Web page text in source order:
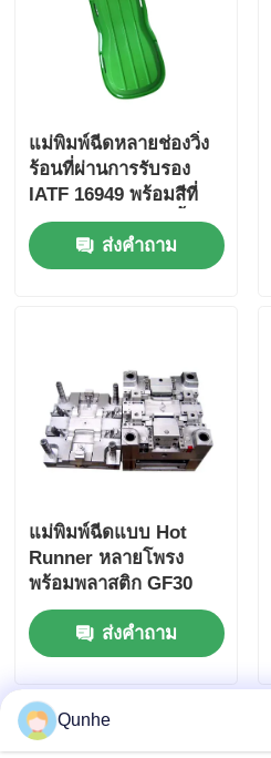
แม่พิมพ์ฉีดหลายช่องวิ่ง
ร้อนที่ผ่านการรับรอง
IATF 16949 พร้อมสีที่
ปรับแต่งได้สำหรับชิ้น
ส่วนพลาสติกส่งคำถาม
แม่พิมพ์ฉีดแบบ Hot
Runner หลายโพรง
พร้อมพลาสติก GF30
สำหรับ 1 ล้านช็อต
ส่งคำถาม
Qunhe